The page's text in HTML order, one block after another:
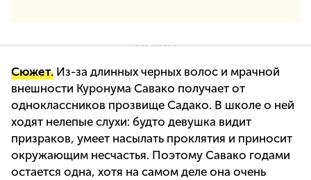
Сюжет. Из-за длинных черных волос и мрачной
внешности Куронума Савако получает от
одноклассников прозвище Садако. В школе о ней
ходят нелепые слухи: будто девушка видит
призраков, умеет насылать проклятия и приносит
окружающим несчастья. Поэтому Савако годами
остается одна, хотя на самом деле она очень